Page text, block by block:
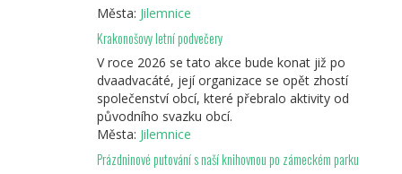
Města: Jilemnice
Krakonošovy letní podvečery
V roce 2026 se tato akce bude konat již po
dvaadvacáté, její organizace se opět zhostí
společenství obcí, které přebralo aktivity od
původního svazku obcí.
Města: Jilemnice
Prázdninové putování s naší knihovnou po zámeckém parku